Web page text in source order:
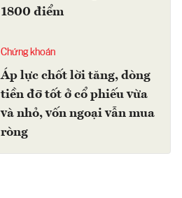
1800 điểm
Chứng khoán
Áp lực chốt lời tăng, dòng
tiền đỡ tốt ở cổ phiếu vừa
và nhỏ, vốn ngoại vẫn mua
ròng